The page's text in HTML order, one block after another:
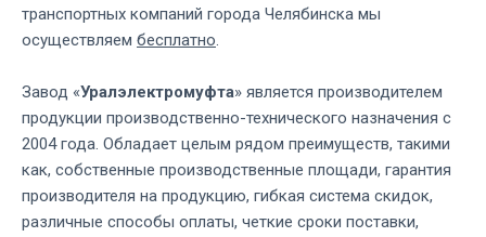
транспортных компаний города Челябинска мы
осуществляем бесплатно.
Завод «Уралэлектромуфта» является производителем
продукции производственно-технического назначения с
2004 года. Обладает целым рядом преимуществ, такими
как, собственные производственные площади, гарантия
производителя на продукцию, гибкая система скидок,
различные способы оплаты, четкие сроки поставки,